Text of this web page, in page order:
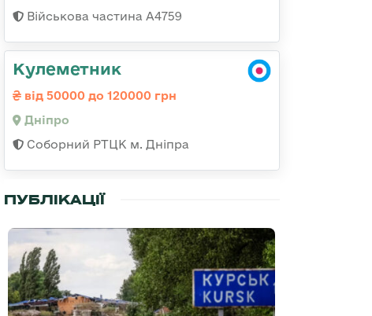
Військова частина А4759
Кулеметник
від 50000 до 120000 грн
Дніпро
Соборний РТЦК м. Дніпра
ПУБЛІКАЦІЇ